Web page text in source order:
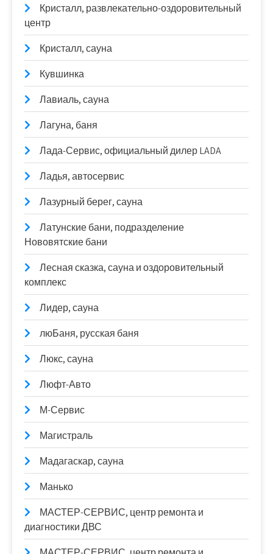
Кристалл, развлекательно-оздоровительный
центр
Кристалл, сауна
Кувшинка
Лавиаль, сауна
Лагуна, баня
Лада-Сервис, официальный дилер LADA
Ладья, автосервис
Лазурный берег, сауна
Латунские бани, подразделение
Нововятские бани
Лесная сказка, сауна и оздоровительный
комплекс
Лидер, сауна
люБаня, русская баня
Люкс, сауна
Люфт-Авто
М-Сервис
Магистраль
Мадагаскар, сауна
Манько
МАСТЕР-СЕРВИС, центр ремонта и
диагностики ДВС